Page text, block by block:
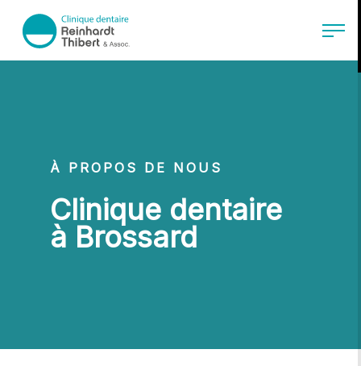
Passer au contenu principal
À PROPOS DE NOUS
Clinique dentaire
à Brossard